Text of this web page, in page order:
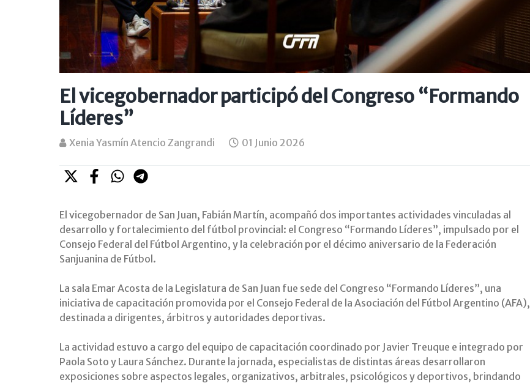
El vicegobernador participó del Congreso “Formando
Líderes”
Xenia Yasmín Atencio Zangrandi 01 Junio 2026
El vicegobernador de San Juan, Fabián Martín, acompañó dos importantes actividades vinculadas al
desarrollo y fortalecimiento del fútbol provincial: el Congreso “Formando Líderes”, impulsado por el
Consejo Federal del Fútbol Argentino, y la celebración por el décimo aniversario de la Federación
Sanjuanina de Fútbol.
La sala Emar Acosta de la Legislatura de San Juan fue sede del Congreso “Formando Líderes”, una
iniciativa de capacitación promovida por el Consejo Federal de la Asociación del Fútbol Argentino (AFA),
destinada a dirigentes, árbitros y autoridades deportivas.
La actividad estuvo a cargo del equipo de capacitación coordinado por Javier Treuque e integrado por
Paola Soto y Laura Sánchez. Durante la jornada, especialistas de distintas áreas desarrollaron
exposiciones sobre aspectos legales, organizativos, arbitrales, psicológicos y deportivos, brindando